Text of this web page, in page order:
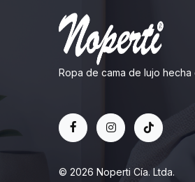
Ropa de cama de lujo
© 2026 Noperti Cía. Ltda.